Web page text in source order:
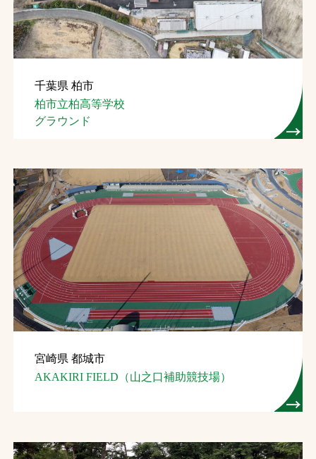
千葉県 柏市
柏市立柏高等学校
グラウンド
宮崎県 都城市
AKAKIRI FIELD（山之口補助競技場）